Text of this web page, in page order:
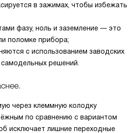
в зажимах, чтобы избежать
фазу, ноль и заземление — это
поломке прибора;
с использованием заводских
решений.
через клеммную колодку
по сравнению с вариантом
исключает лишние переходные